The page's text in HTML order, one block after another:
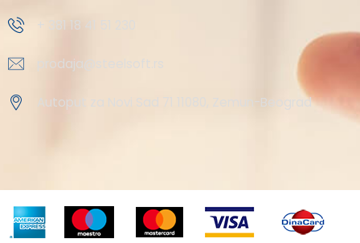
+ 381 18 41 51 230
prodaja@steelsoft.rs
Autoput za Novi Sad 71 11080, Zemun-Beograd